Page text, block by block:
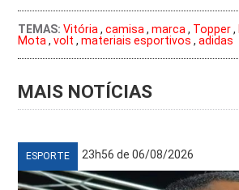
TEMAS: Vitória,camisa,marca, Topper,
Mota,volt ,materiais esportivos ,adidas
MAIS NOTÍCIAS
ESPORTE 23h56 de 06/08/2026